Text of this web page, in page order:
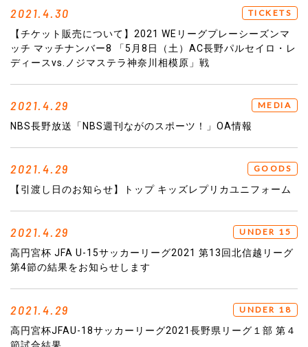
2021.4.30 TICKETS
【チケット販売について】2021 WEリーグプレーシーズンマ
ッチ マッチナンバー8 「5月8日（土）AC長野パルセイロ・レ
ディースvs.ノジマステラ神奈川相模原」戦
2021.4.29 MEDIA
NBS長野放送「NBS週刊ながのスポーツ！」OA情報
2021.4.29 GOODS
【引渡し日のお知らせ】トップ キッズレプリカユニフォーム
2021.4.29 UNDER 15
高円宮杯 JFA U-15サッカーリーグ2021 第13回北信越リーグ
第4節の結果をお知らせします
2021.4.29 UNDER 18
高円宮杯JFAU-18サッカーリーグ2021長野県リーグ１部 第４